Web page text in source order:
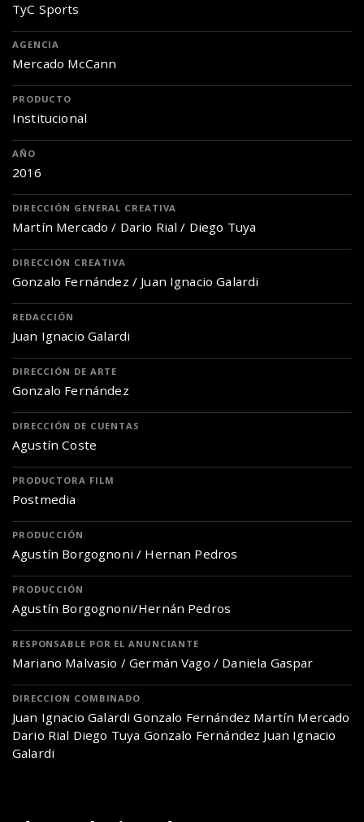
TyC Sports
AGENCIA
Mercado McCann
PRODUCTO
Institucional
AÑO
2016
DIRECCIÓN GENERAL CREATIVA
Martín Mercado / Dario Rial / Diego Tuya
DIRECCIÓN CREATIVA
Gonzalo Fernández / Juan Ignacio Galardi
REDACCIÓN
Juan Ignacio Galardi
DIRECCIÓN DE ARTE
Gonzalo Fernández
DIRECCIÓN DE CUENTAS
Agustín Coste
PRODUCTORA FILM
Postmedia
PRODUCCIÓN
Agustín Borgognoni / Hernan Pedros
PRODUCCIÓN
Agustín Borgognoni/Hernán Pedros
RESPONSABLE POR EL ANUNCIANTE
Mariano Malvasio / Germán Vago / Daniela Gaspar
DIRECCION COMBINADO
Juan Ignacio Galardi Gonzalo Fernández Martín Mercado
Dario Rial Diego Tuya Gonzalo Fernández Juan Ignacio
Galardi